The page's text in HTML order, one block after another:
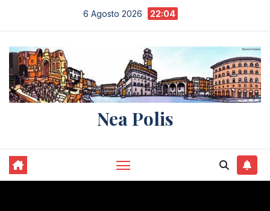
contenuto
6 Agosto 2026 22:04
Nea Polis